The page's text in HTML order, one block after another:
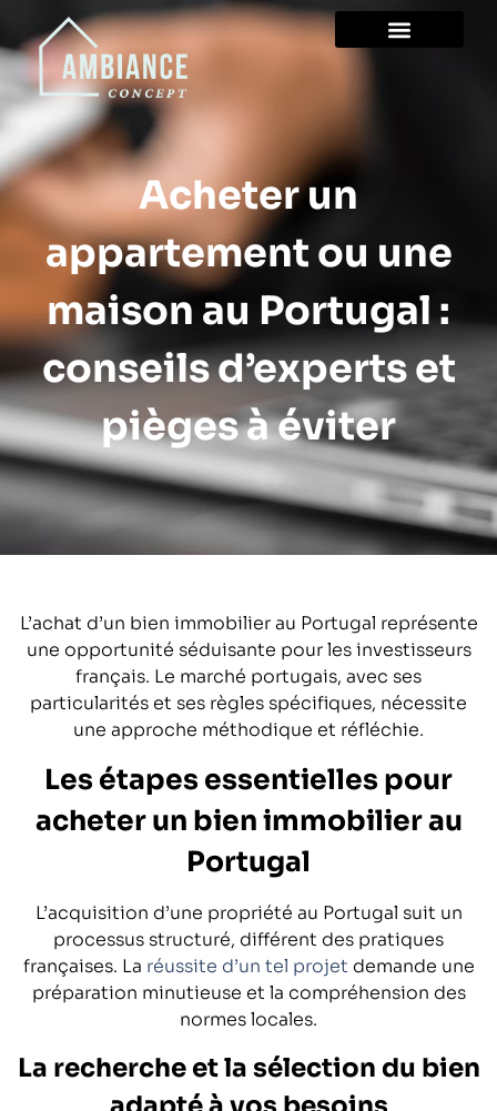
Acheter un
appartement ou une
maison au Portugal :
conseils d’experts et
pièges à éviter
L’achat d’un bien immobilier au Portugal représente
une opportunité séduisante pour les investisseurs
français. Le marché portugais, avec ses
particularités et ses règles spécifiques, nécessite
une approche méthodique et réfléchie.
Les étapes essentielles pour
acheter un bien immobilier au
Portugal
L’acquisition d’une propriété au Portugal suit un
processus structuré, différent des pratiques
françaises. La réussite d’un tel projet demande une
préparation minutieuse et la compréhension des
normes locales.
La recherche et la sélection du bien